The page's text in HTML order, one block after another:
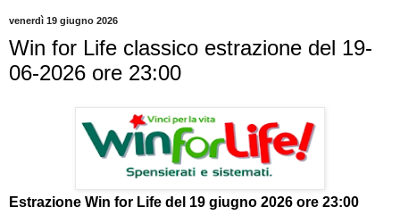
venerdì 19 giugno 2026
Win for Life classico estrazione del 19-
06-2026 ore 23:00
Estrazione Win for Life del 19 giugno 2026 ore 23:00